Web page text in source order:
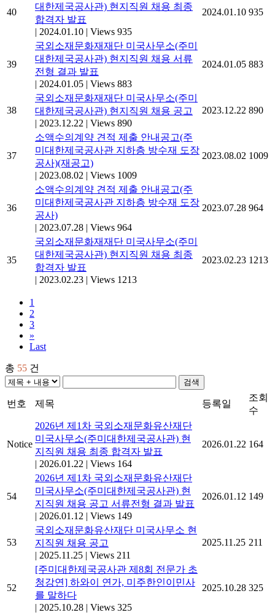
40
대한제국공사관) 현지직원 채용 최종
합격자 발표
| 2024.01.10 | Views 935
2024.01.10 935
39
국외소재문화재재단 미국사무소(주미
대한제국공사관) 현지직원 채용 서류
전형 결과 발표
| 2024.01.05 | Views 883
2024.01.05 883
38
국외소재문화재재단 미국사무소(주미
대한제국공사관) 현지직원 채용 공고
| 2023.12.22 | Views 890
2023.12.22 890
37
소액수의계약 견적 제출 안내공고(주
미대한제국공사관 지하층 방수재 도장
공사)(재공고)
| 2023.08.02 | Views 1009
2023.08.02 1009
36
소액수의계약 견적 제출 안내공고(주
미대한제국공사관 지하층 방수재 도장
공사)
| 2023.07.28 | Views 964
2023.07.28 964
35
국외소재문화재재단 미국사무소(주미
대한제국공사관) 현지직원 채용 최종
합격자 발표
| 2023.02.23 | Views 1213
2023.02.23 1213
1
2
3
»
Last
총 55 건
검색
번호 제목 등록일
조회
수
Notice
2026년 제1차 국외소재문화유산재단
미국사무소(주미대한제국공사관) 현
지직원 채용 최종 합격자 발표
| 2026.01.22 | Views 164
2026.01.22 164
54
2026년 제1차 국외소재문화유산재단
미국사무소(주미대한제국공사관) 현
지직원 채용 공고 서류전형 결과 발표
| 2026.01.12 | Views 149
2026.01.12 149
53
국외소재문화유산재단 미국사무소 현
지직원 채용 공고
| 2025.11.25 | Views 211
2025.11.25 211
52
[주미대한제국공사관 제8회 전문가 초
청강연] 하와이 연가, 미주한인이민사
를 말하다
| 2025.10.28 | Views 325
2025.10.28 325